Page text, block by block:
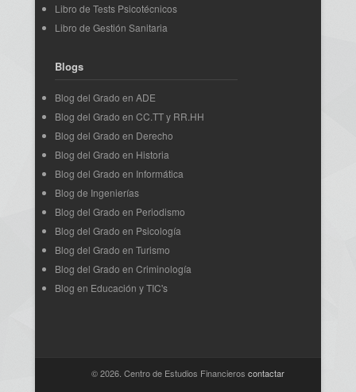
Libro de Tests Psicotécnicos
Libro de Gestión Sanitaria
Blogs
Blog del Grado en ADE
Blog del Grado en CC.TT y RR.HH
Blog del Grado en Derecho
Blog del Grado en Historia
Blog del Grado en Informática
Blog de Ingenierías
Blog del Grado en Periodismo
Blog del Grado en Psicología
Blog del Grado en Turismo
Blog del Grado en Criminología
Blog en Educación y TIC's
© 2026. Centro de Estudios Financieros contactar